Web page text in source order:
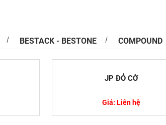
BESTACK - BESTONE COMPOUND
JP ĐỎ CỜ
Giá: Liên hệ
nhiều người nuôi chưa